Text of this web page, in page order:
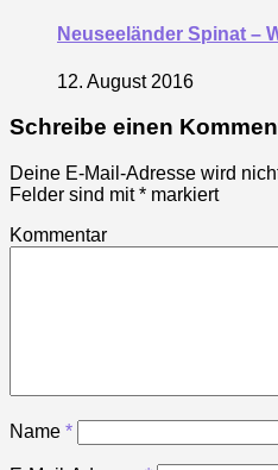
Neuseeländer Spinat –
12. August 2016
Schreibe einen
Deine E-Mail-Adresse wird
Felder sind mit* markiert
Kommentar
Name *